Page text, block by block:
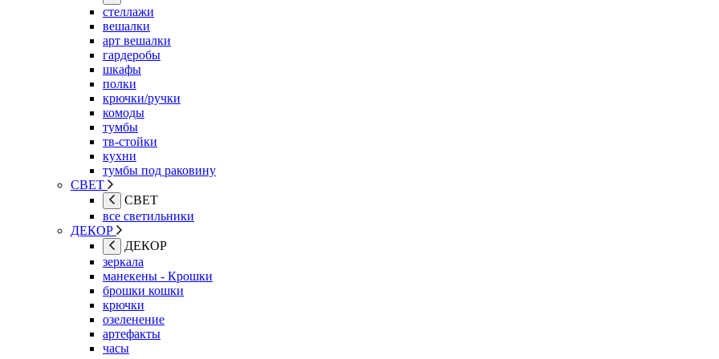
стеллажи
вешалки
арт вешалки
гардеробы
шкафы
полки
крючки/ручки
комоды
тумбы
тв-стойки
кухни
тумбы под раковину
СВЕТ
СВЕТ
все светильники
ДЕКОР
ДЕКОР
зеркала
манекены - Крошки
брошки кошки
крючки
озеленение
артефакты
часы